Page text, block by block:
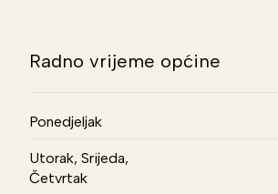
Radno vrijeme općine
Ponedjeljak
Utorak, Srijeda,
Četvrtak